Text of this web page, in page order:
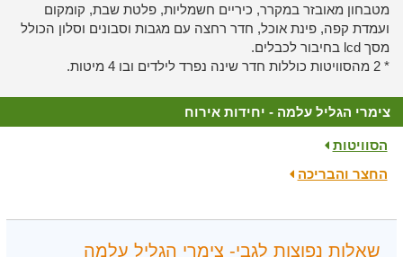
מטבחון מאובזר במקרר, כיריים חשמליות, פלטת שבת, קומקום
ועמדת קפה, פינת אוכל, חדר רחצה עם מגבות וסבונים וסלון הכולל
מסך lcd בחיבור לכבלים.
* 2 מהסוויטות כוללות חדר שינה נפרד לילדים ובו 4 מיטות.
צימרי הגליל עלמה - יחידות אירוח
הסוויטות
החצר והבריכה
שאלות נפוצות לגבי- צימרי הגליל עלמה